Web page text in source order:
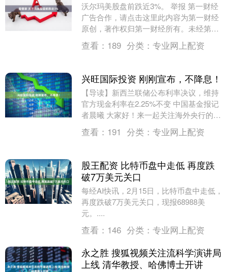
沃尔玛美股盘前跌近3%。 举报 第一财经
广告合作，请点击这里此内容为第一财经
原创，著作权归第一财经所有。未经第一
财经书面授权，不得以任何方式加以使
用，包括转载、....
查看： 189 分类： 专业网上配资
兴旺国际投资 刚刚宣布，不降息！
【导读】新西兰联储公布利率决议，维持
官方现金利率在2.25%不变 中国基金报记
者晨曦 大家好！来一起关注海外央行的最
新动态～ 2月18日，新西兰联储宣布官方
现金....
查看： 191 分类： 专业网上配资
股王配资 比特币盘中走低 再度跌
破7万美元关口
每经AI快讯，2月15日，比特币盘中走低，
再度跌破7万美元关口，现报68988美
元。....
查看： 146 分类： 专业网上配资
永之胜 搜狐视频关注流科学演讲局
上线 清华教授、哈佛博士开讲